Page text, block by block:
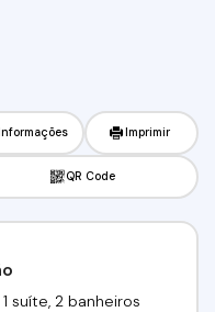
Imprimir
QR Code
suíte, 2 banheiros